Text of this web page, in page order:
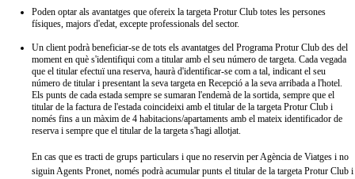
Poden optar als avantatges que ofereix la targeta Protur Club totes les persones
físiques, majors d'edat, excepte professionals del sector.
Un client podrà beneficiar-se de tots els avantatges del Programa Protur Club des del
moment en què s'identifiqui com a titular amb el seu número de targeta. Cada vegada
que el titular efectuï una reserva, haurà d'identificar-se com a tal, indicant el seu
número de titular i presentant la seva targeta en Recepció a la seva arribada a l'hotel.
Els punts de cada estada sempre se sumaran l'endemà de la sortida, sempre que el
titular de la factura de l'estada coincideixi amb el titular de la targeta Protur Club i
només fins a un màxim de 4 habitacions/apartaments amb el mateix identificador de
reserva i sempre que el titular de la targeta s'hagi allotjat.
En cas que es tracti de grups particulars i que no reservin per Agència de Viatges i no
siguin Agents Pronet, només podrà acumular punts el titular de la targeta Protur Club i